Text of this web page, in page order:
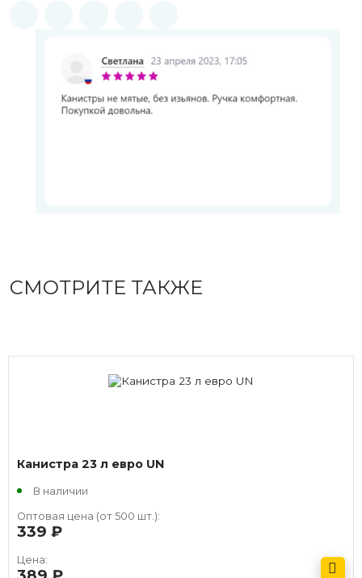
СМОТРИТЕ ТАКЖЕ
Канистра 23 л евро UN
В наличии
Оптовая цена (от 500 шт.):
339
Цена: